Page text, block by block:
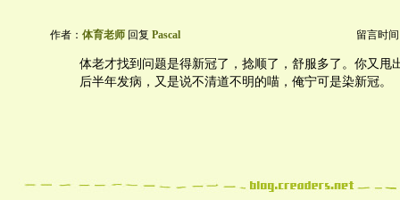
作者： 体育老师 回复 Pascal 留言时间
体老才找到问题是得新冠了，捻顺了，舒服多了。你又甩
后半年发病，又是说不清道不明的喵，俺宁可是染新冠。